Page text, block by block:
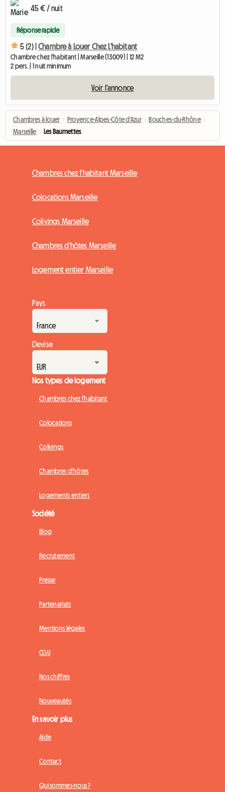
45 € / nuit
Réponse rapide
5 (2) | Chambre à Louer Chez L'habitant
Chambre chez l'habitant | Marseille (13009) | 12 M2
2 pers. | 1 nuit minimum
Voir l'annonce
Chambres à louer › Provence-Alpes-Côte d'Azur › Bouches-du-Rhône ›
Marseille › Les Baumettes
Chambres chez l'habitant Marseille
Colocations Marseille
Colivings Marseille
Chambres d'hôtes Marseille
Logement entier Marseille
Pays
Devise
Nos types de logement
Chambres chez l'habitant
Colocations
Colivings
Chambres d'hôtes
Logements entiers
Société
Blog
Recrutement
Presse
Partenariats
Mentions légales
CGU
Nos chiffres
Nouveautés
En savoir plus
Aide
Contact
Qui sommes-nous ?